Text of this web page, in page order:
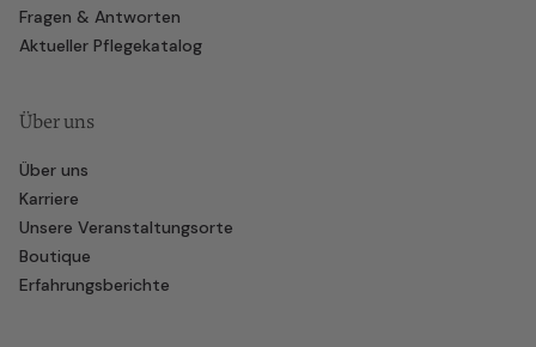
Fragen & Antworten
Aktueller Pflegekatalog
Über uns
Über uns
Karriere
Unsere Veranstaltungsorte
Boutique
Erfahrungsberichte